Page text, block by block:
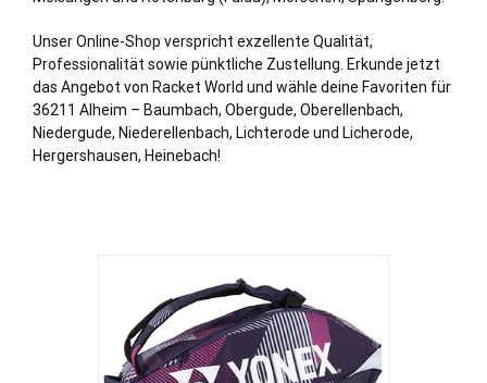
Unser Online-Shop verspricht exzellente Qualität,
Professionalität sowie pünktliche Zustellung. Erkunde jetzt
das Angebot von Racket World und wähle deine Favoriten für
36211 Alheim – Baumbach, Obergude, Oberellenbach,
Niedergude, Niederellenbach, Lichterode und Licherode,
Hergershausen, Heinebach!